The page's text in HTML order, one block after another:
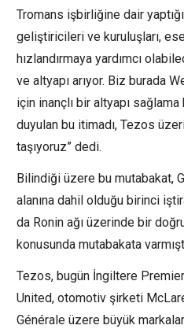
Tromans işbirliğine dair
geliştiricileri ve kuruluşları,
hızlandırmaya yardımcı
ve altyapı arıyor. Biz burada
için inançlı bir altyapı
duyulan bu itimadı, Tezos
taşıyoruz” dedi.
Bilindiği üzere bu mutabakat,
alanına dahil olduğu birinci
da Ronin ağı üzerinde bir
konusunda mutabakata
Tezos, bugün İngiltere
United, otomotiv şirketi
Générale üzere büyük